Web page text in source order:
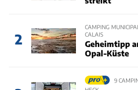
2
CAMPING
CALAIS
Geheimtipp
Opal-Küste
9